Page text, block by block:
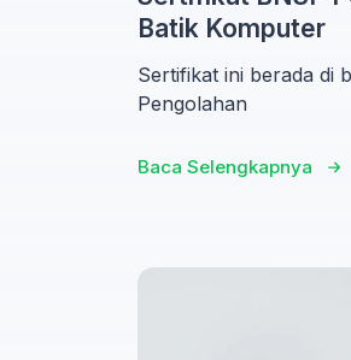
Batik Komputer
Sertifikat ini berada di
Pengolahan
Baca Selengkapnya